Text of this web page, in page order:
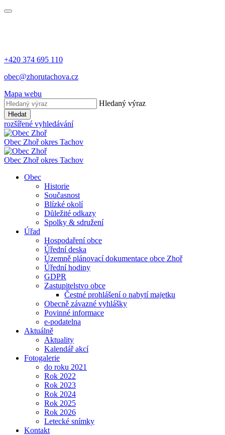
+420 374 695 110
obec@zhorutachova.cz
Mapa webu
Hledaný výraz
Hledat
rozšířené vyhledávání
Obec Zhoř okres Tachov
Obec Zhoř okres Tachov
Obec
Historie
Současnost
Blízké okolí
Důležité odkazy
Spolky & sdružení
Úřad
Hospodaření obce
Úřední deska
Územně plánovací dokumentace obce Zhoř
Úřední hodiny
GDPR
Zastupitelstvo obce
Čestné prohlášení o nabytí majetku
Obecně závazné vyhlášky
Povinné informace
e-podatelna
Aktuálně
Aktuality
Kalendář akcí
Fotogalerie
do roku 2021
Rok 2022
Rok 2023
Rok 2024
Rok 2025
Rok 2026
Letecké snímky
Kontakt